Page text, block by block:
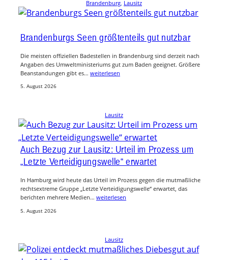
Brandenburg Lausitz
Brandenburgs Seen größtenteils gut nutzbar
Die meisten offiziellen Badestellen in Brandenburg sind derzeit nach
Angaben des Umweltministeriums gut zum Baden geeignet. Größere
Beanstandungen gibt es… weiterlesen
5. August 2026
Lausitz
Auch Bezug zur Lausitz: Urteil im Prozess um
„Letzte Verteidigungswelle“ erwartet
In Hamburg wird heute das Urteil im Prozess gegen die mutmaßliche
rechtsextreme Gruppe „Letzte Verteidigungswelle“ erwartet, das
berichten mehrere Medien… weiterlesen
5. August 2026
Lausitz